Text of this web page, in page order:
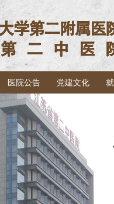
医院公告 党建文化